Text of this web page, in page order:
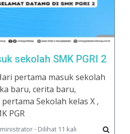
sekolah SMK PGRI 2
pertama masuk sekolah
baru, cerita baru,
Sekolah kelas X ,
PGR
- Dilihat 11 kali